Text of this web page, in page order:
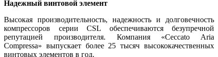
Надежный винтовой элемент
Высокая производительность, надежность и долговечность
компрессоров серии CSL обеспечиваются безупречной
репутацией производителя. Компания «Ceccato Aria
Compressa» выпускает более 25 тысяч высококачественных
винтовых элементов в год.